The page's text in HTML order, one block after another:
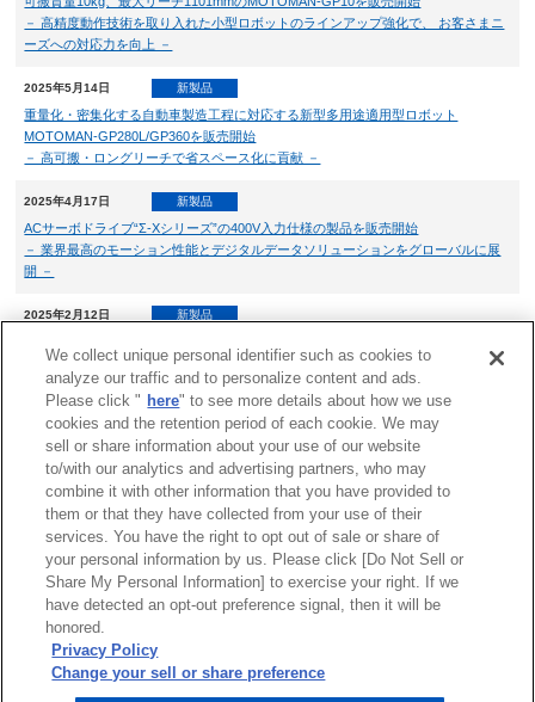
－ 高精度動作技術を取り入れた小型ロボットのラインアップ強化で、 お客さまニ
ーズへの対応力を向上 －
2025年5月14日 新製品
重量化・密集化する自動車製造工程に対応する新型多用途適用型ロボット
MOTOMAN-GP280L/GP360を販売開始
－ 高可搬・ロングリーチで省スペース化に貢献 －
2025年4月17日 新製品
ACサーボドライブ“Σ-Xシリーズ”の400V入力仕様の製品を販売開始
－ 業界最高のモーション性能とデジタルデータソリューションをグローバルに展
開 －
2025年2月12日 新製品
インバータ用Multi Protocol Ethernetオプションカードを販売開始
サイトマップ 商標について
利用規程
リンクについて
個人情報保護方針
クッキーポリシー
Do Not Sell or Share My Personal Information
ソーシャルメディアポリシー
安川電機公式ソーシャルメディアアカウント
We collect unique personal identifier such as cookies to
analyze our traffic and to personalize content and ads.
Please click " here" to see more details about how we use
cookies and the retention period of each cookie. We may
sell or share information about your use of our website
to/with our analytics and advertising partners, who may
combine it with other information that you have provided to
them or that they have collected from your use of their
services. You have the right to opt out of sale or share of
your personal information by us. Please click [Do Not Sell or
Share My Personal Information] to exercise your right. If we
have detected an opt-out preference signal, then it will be
honored.
Privacy Policy
Change your sell or share preference